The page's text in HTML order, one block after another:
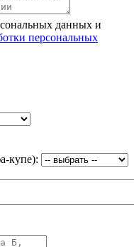
данных и
персональных
купе):